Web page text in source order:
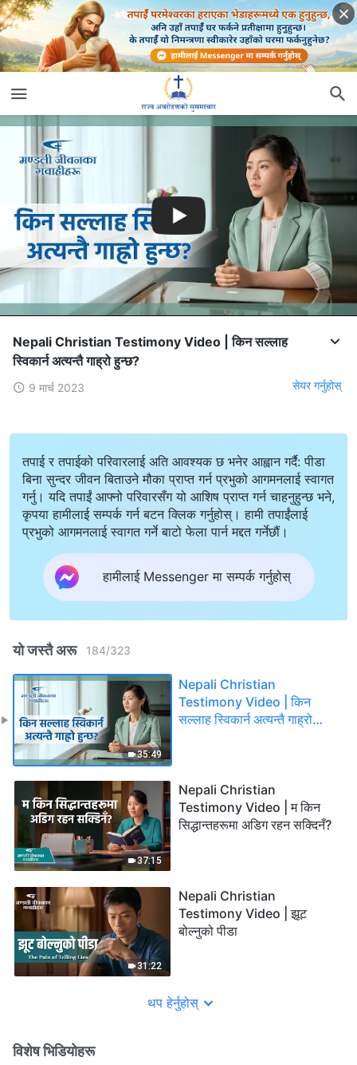
Nepali Christian Testimony Video | किन सल्‍लाह
स्विकार्न अत्यन्तै गाह्रो हुन्छ?
9 मार्च 2023 सेयर गर्नुहोस्
तपाई र तपाईको परिवारलाई अति आवश्यक छ भनेर आह्वान गर्दै: पीडा
बिना सुन्दर जीवन बिताउने मौका प्राप्त गर्न प्रभुको आगमनलाई स्वागत
गर्नु। यदि तपाईं आफ्नो परिवारसँग यो आशिष प्राप्त गर्न चाहनुहुन्छ भने,
कृपया हामीलाई सम्पर्क गर्न बटन क्लिक गर्नुहोस्। हामी तपाईंलाई
प्रभुको आगमनलाई स्वागत गर्ने बाटो फेला पार्न मद्दत गर्नेछौं।
हामीलाई Messenger मा सम्पर्क गर्नुहोस्
यो जस्तै अरू 184/323
35:49
Nepali Christian
Testimony Video | किन
सल्‍लाह स्विकार्न अत्यन्तै गाह्रो
37:15
Nepali Christian
Testimony Video | म किन
सिद्धान्तहरूमा अडिग रहन सक्दिनँ?
31:22
Nepali Christian
Testimony Video | झूट
बोल्‍नुको पीडा
थप हेर्नुहोस्
विशेष भिडियोहरू